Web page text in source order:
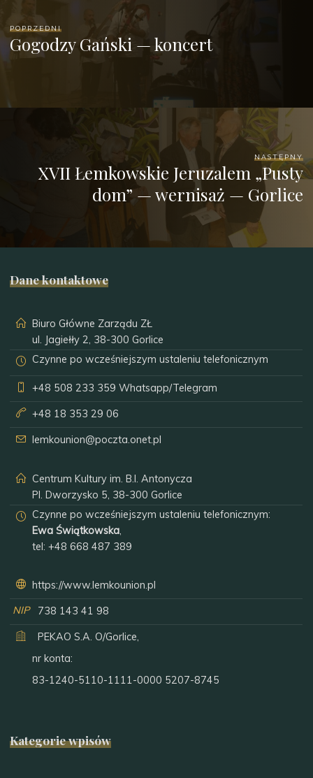
POPRZEDNI
Gogodzy Gański — koncert
NASTĘPNY
XVII Łemkowskie Jeruzalem „Pusty
dom” — wernisaż — Gorlice
Dane kontaktowe
Biuro Główne Zarządu ZŁ
ul. Jagiełły 2, 38-300 Gorlice
Czynne po wcześniejszym ustaleniu telefonicznym
+48 508 233 359 Whatsapp/Telegram
+48 18 353 29 06
lemkounion@poczta.onet.pl
Centrum Kultury im. B.I. Antonycza
Pl. Dworzysko 5, 38-300 Gorlice
Czynne po wcześniejszym ustaleniu telefonicznym:
Ewa Świątkowska,
tel:+48 668 487 389
https://www.lemkounion.pl
NIP
738 143 41 98
PEKAO S.A. O/Gorlice,
nr konta:
83-1240-5110-1111-0000 5207-8745
Kategorie wpisów